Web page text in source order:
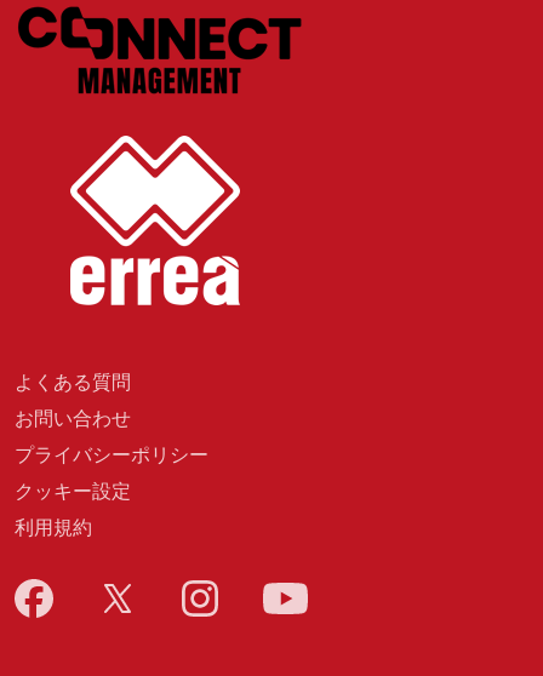
よくある質問
お問い合わせ
プライバシーポリシー
クッキー設定
利用規約